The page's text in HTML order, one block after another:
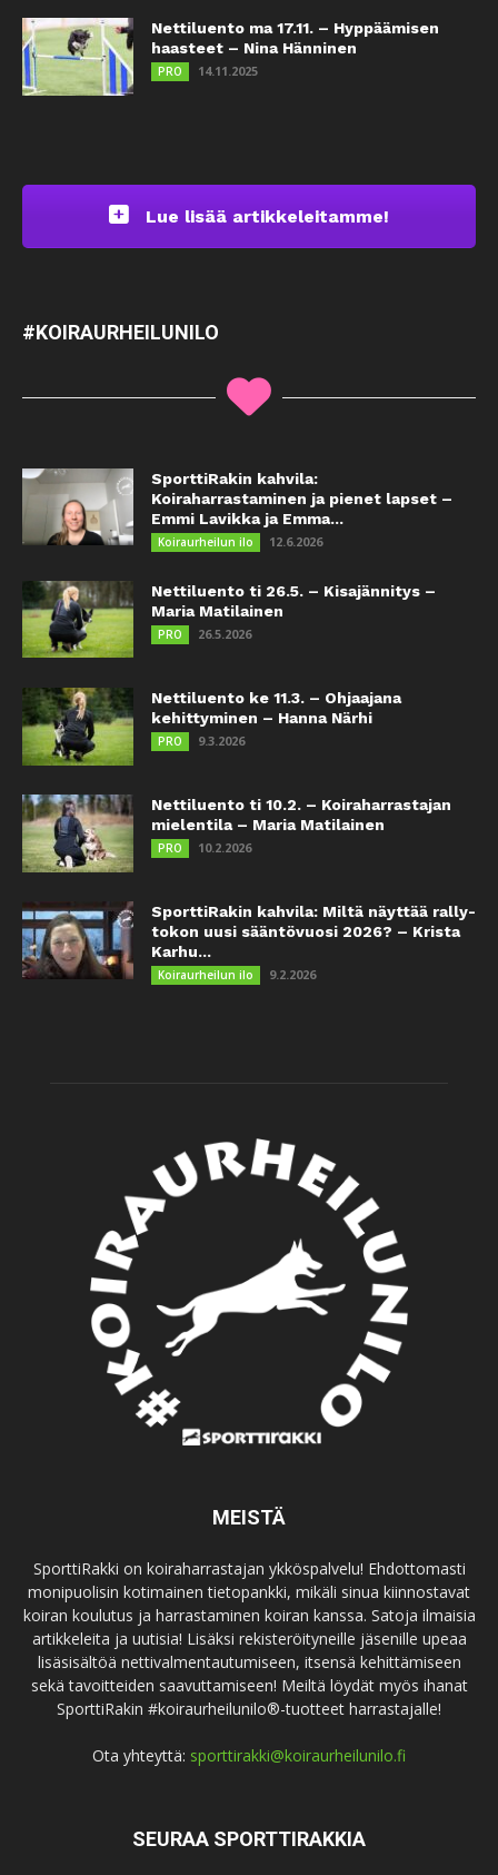
Nettiluento ma 17.11. – Hyppäämisen
haasteet – Nina Hänninen
PRO 14.11.2025
Lue lisää artikkeleitamme!
#KOIRAURHEILUNILO
SporttiRakin kahvila:
Koiraharrastaminen ja pienet lapset –
Emmi Lavikka ja Emma...
Koiraurheilun ilo 12.6.2026
Nettiluento ti 26.5. – Kisajännitys –
Maria Matilainen
PRO 26.5.2026
Nettiluento ke 11.3. – Ohjaajana
kehittyminen – Hanna Närhi
PRO 9.3.2026
Nettiluento ti 10.2. – Koiraharrastajan
mielentila – Maria Matilainen
PRO 10.2.2026
SporttiRakin kahvila: Miltä näyttää rally-
tokon uusi sääntövuosi 2026? – Krista
Karhu...
Koiraurheilun ilo 9.2.2026
MEISTÄ
SporttiRakki on koiraharrastajan ykköspalvelu! Ehdottomasti
monipuolisin kotimainen tietopankki, mikäli sinua kiinnostavat
koiran koulutus ja harrastaminen koiran kanssa. Satoja ilmaisia
artikkeleita ja uutisia! Lisäksi rekisteröityneille jäsenille upeaa
lisäsisältöä nettivalmentautumiseen, itsensä kehittämiseen
sekä tavoitteiden saavuttamiseen! Meiltä löydät myös ihanat
SporttiRakin #koiraurheilunilo®-tuotteet harrastajalle!
Ota yhteyttä: sporttirakki@koiraurheilunilo.fi
SEURAA SPORTTIRAKKIA